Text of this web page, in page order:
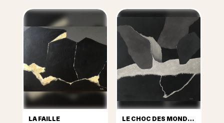
LA FAILLE LE CHOC DES MONDES